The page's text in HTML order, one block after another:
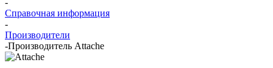
Справочная информация
-
Производители
-Производитель Attache